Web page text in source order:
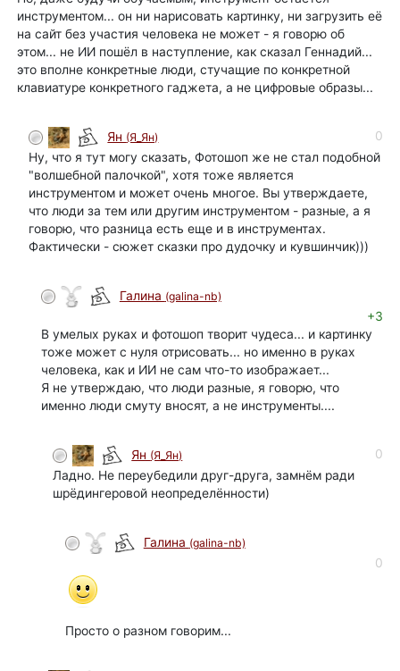
инструментом... он ни нарисовать картинку, ни загрузить её
на сайт без участия человека не может - я говорю об
этом... не ИИ пошёл в наступление, как сказал Геннадий...
это вполне конкретные люди, стучащие по конкретной
клавиатуре конкретного гаджета, а не цифровые образы...
Ян (Я_Ян)
0
Ну, что я тут могу сказать, Фотошоп же не стал подобной
"волшебной палочкой", хотя тоже является
инструментом и может очень многое. Вы утверждаете,
что люди за тем или другим инструментом - разные, а я
говорю, что разница есть еще и в инструментах.
Фактически - сюжет сказки про дудочку и кувшинчик)))
Галина (galina-nb)
+3
В умелых руках и фотошоп творит чудеса... и картинку
тоже может с нуля отрисовать... но именно в руках
человека, как и ИИ не сам что-то изображает...
Я не утверждаю, что люди разные, я говорю, что
именно люди смуту вносят, а не инструменты....
Ян (Я_Ян)
0
Ладно. Не переубедили друг-друга, замнём ради
шрёдингеровой неопределённости)
Галина (galina-nb)
0
Просто о разном говорим...